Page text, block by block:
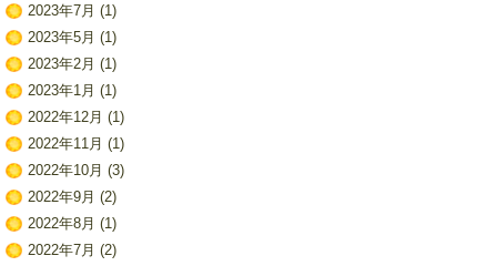
2023年7月 (1)
2023年5月 (1)
2023年2月 (1)
2023年1月 (1)
2022年12月 (1)
2022年11月 (1)
2022年10月 (3)
2022年9月 (2)
2022年8月 (1)
2022年7月 (2)